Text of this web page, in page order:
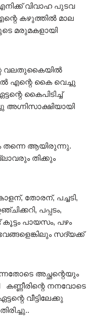
വിവാഹ പുടവ
കഴുത്തിൽ മാല
മരുമകളായി
വലതുകൈയിൽ
എന്റെ കൈ വെച്ചു
കൈപിടിച്ച്
അഗ്നിസാക്ഷിയായി
തന്നെ ആയിരുന്നു.
തിക്കും
തോരന്, പച്ചടി,
പപ്പടം,
പായസം, പഴം
സദ്യക്ക്
അച്ഛന്റെയും
നനവോടെ
വീട്ടിലേക്കു